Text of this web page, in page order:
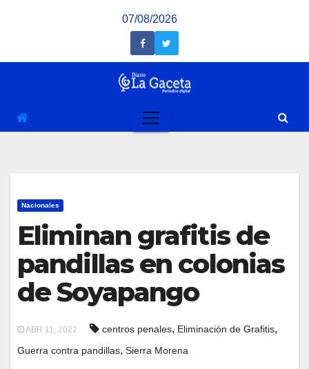
07/08/2026
Nacionales
Eliminan grafitis de
pandillas en colonias
de Soyapango
ABR 11, 2022 centros penales, Eliminación de Grafitis,
Guerra contra pandillas, Sierra Morena